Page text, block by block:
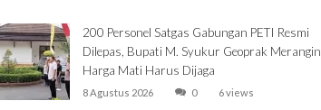
200 Personel Satgas Gabungan PETI Resmi
Dilepas, Bupati M. Syukur Geoprak Merangin
Harga Mati Harus Dijaga
8 Agustus 2026 0 6 views